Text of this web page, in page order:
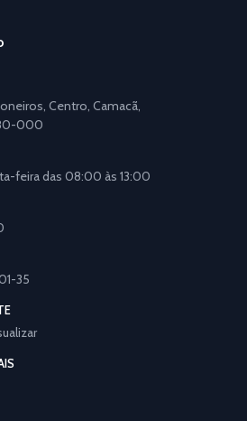
Centro, Camacã,
000
feira das 08:00 às 13:00
35